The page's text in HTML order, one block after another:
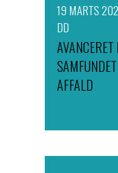
19 MARTS
DD
AFFALD